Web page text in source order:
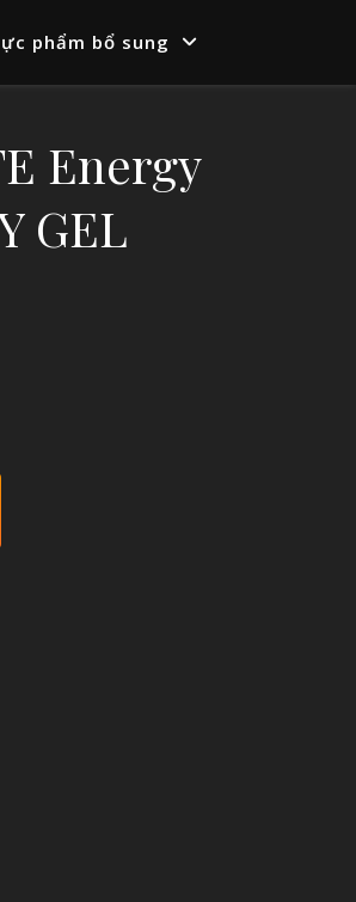
phẩm bổ sung
Energy
GEL
số lượng